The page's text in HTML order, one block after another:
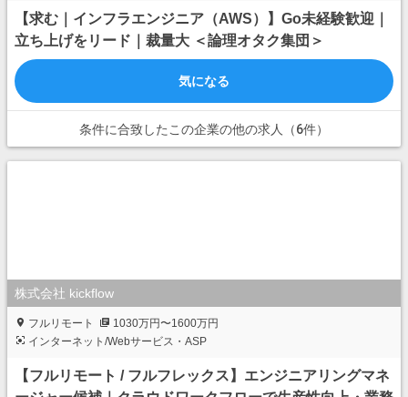
【求む｜インフラエンジニア（AWS）】Go未経験歓迎｜
立ち上げをリード｜裁量大⁠ ⁠​＜論理オタク集団＞
気になる
条件に合致したこの企業の他の求人（6件）
株式会社 kickflow
フルリモート
1030万円〜1600万円
インターネット/Webサービス・ASP
【フルリモート / フルフレックス】エンジニアリングマネ